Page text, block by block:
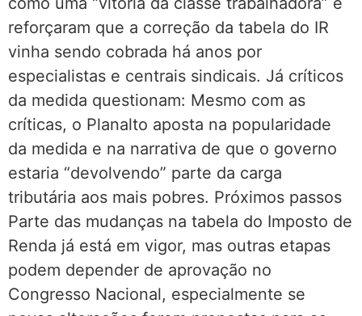
reforçaram que a correção da tabela do IR
vinha sendo cobrada há anos por
especialistas e centrais sindicais. Já críticos
da medida questionam: Mesmo com as
críticas, o Planalto aposta na popularidade
da medida e na narrativa de que o governo
estaria “devolvendo” parte da carga
tributária aos mais pobres. Próximos passos
Parte das mudanças na tabela do Imposto de
Renda já está em vigor, mas outras etapas
podem depender de aprovação no
Congresso Nacional, especialmente se